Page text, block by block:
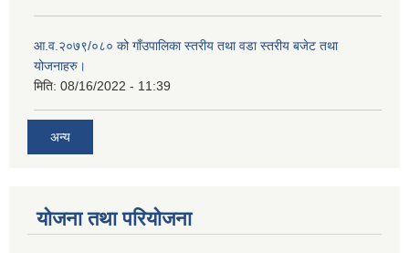
आ.व.२०७९/०८० को गाँउपालिका स्तरीय तथा वडा स्तरीय बजेट तथा
योजनाहरु।
मिति: 08/16/2022 - 11:39
अन्य
योजना तथा परियोजना